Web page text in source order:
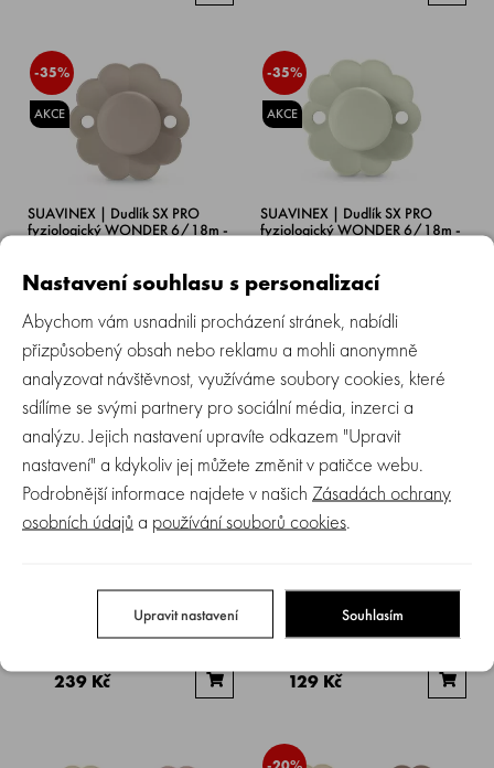
-35%
AKCE
SUAVINEX | Dudlík SX PRO
fyziologický WONDER 6/18m -
Skladem > 5 ks
199 Kč
129 Kč
-35%
AKCE
SUAVINEX | Dudlík SX PRO
fyziologický WONDER 6/18m -
Skladem > 5 ks
199 Kč
129 Kč
-20%
AKCE
0/6m - Almost Aqua + Whitecap
Skladem > 5 ks
239 Kč
-35%
AKCE
Pale Mauve
Skladem > 5 ks
129 Kč
Nastavení souhlasu s personalizací
Abychom vám usnadnili procházení stránek, nabídli
přizpůsobený obsah nebo reklamu a mohli anonymně
analyzovat návštěvnost, využíváme soubory cookies, které
sdílíme se svými partnery pro sociální média, inzerci a
analýzu. Jejich nastavení upravíte odkazem "Upravit
nastavení" a kdykoliv jej můžete změnit v patičce webu.
Podrobnější informace najdete v našich Zásadách ochrany
osobních údajů a používání souborů cookies.
Upravit nastavení Souhlasím